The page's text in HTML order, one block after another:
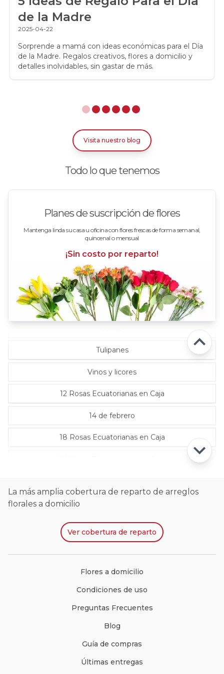
de la Madre
2025-04-22
Sorprende a mamá con ideas económicas para el Día
de la Madre. Regalos creativos, flores a domicilio y
detalles inolvidables, sin gastar de más.
Visita nuestro blog
Todo lo que tenemos
Planes de suscripción de flores
Mantenga linda su casa u oficina con flores frescas de forma semanal,
quincenal o mensual
¡Sin costo por reparto!
12 Rosas Ecuatorianas en Caja
14 de febrero
18 Rosas Ecuatorianas en Caja
Rosas Amarillas
Rosas Arcoíris
Rosas Azules
Rosas Blancas
Rosas Damasco
Rosas Ecuatorianas en Caja
Rosas en arreglos
Rosas Fucsia
Rosas Lila
Rosas Rojas
Rosas Rosadas
Rosas verde limón
Tulipanes
Vinos y licores
La más amplia cobertura de reparto de arreglos
florales a domicilio
Ver cobertura de reparto
Flores a domicilio
Condiciones de uso
Preguntas Frecuentes
Blog
Guía de compras
Últimas entregas